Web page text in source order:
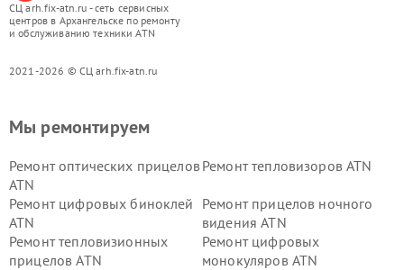
СЦ arh.fix-atn.ru - сеть сервисных
центров в Архангельске по ремонту
и обслуживанию техники ATN
2021-2026 © СЦ arh.fix-atn.ru
Мы ремонтируем
Ремонт оптических прицелов
ATN
Ремонт тепловизоров ATN
Ремонт цифровых биноклей
ATN
Ремонт прицелов ночного
видения ATN
Ремонт тепловизионных
прицелов ATN
Ремонт цифровых
монокуляров ATN